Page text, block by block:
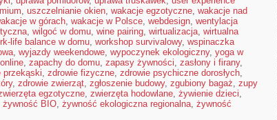
, uszczelnianie okien, wakacje egzotyczne, wakacje nad
w górach, wakacje w Polsce, webdesign, wentylacja
, wilgoć w domu, wine pairing, wirtualizacja, wirtualna
life balance w domu, workshop survivalowy, wspinaczka
, wyjazdy weekendowe, wypoczynek ekologiczny, yoga w
, zapachy do domu, zapasy żywności, zasłony i firany,
przekąski, zdrowie fizyczne, zdrowie psychiczne dorosłych,
, zdrowie zwierząt, zgłoszenie budowy, zgubiony bagaż, zupy
egzotyczne, zwierzęta hodowlane, żywienie dzieci,
żywność BIO, żywność ekologiczna regionalna, żywność